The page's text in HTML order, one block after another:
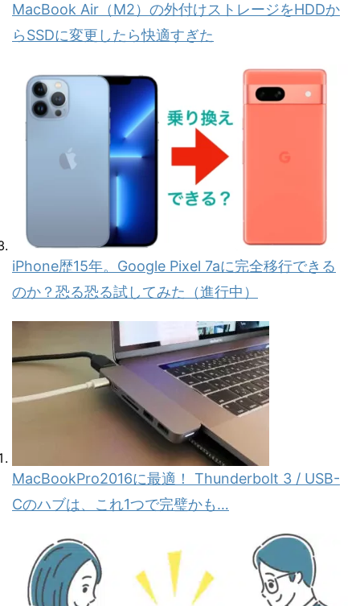
MacBook Air（M2）の外付けストレージをHDDか
らSSDに変更したら快適すぎた
iPhone歴15年。Google Pixel 7aに完全移行できる
のか？恐る恐る試してみた（進行中）
MacBookPro2016に最適！ Thunderbolt 3 / USB-
Cのハブは、これ1つで完璧かも…